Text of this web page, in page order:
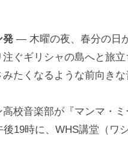
i
g
a
h
y
の
コ
メ
ト
発 — 木曜の夜、春分の日
注ぐギリシャの島へと旅
たくなるような前向き
高校音楽部が『マンマ・
19時に、WHS講堂（ワ